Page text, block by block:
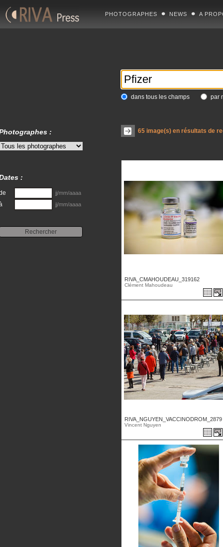
PHOTOGRAPHES NEWS A
dans tous les champs par
65image(s) en résultats de
RIVA_CMAHOUDEAU_319162
Clément Mahoudeau
RIVA_NGUYEN_VACCINODROM_2879
Vincent Nguyen
:
:
jj/mm/aaaa
jj/mm/aaaa